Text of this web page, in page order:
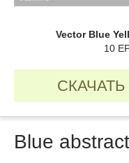
Vector Blue
10
Blue